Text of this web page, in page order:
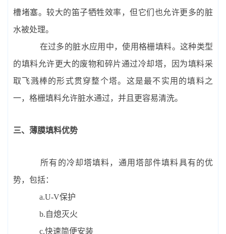
槽堵塞。较大的笛子牺牲效率，但它们也允许更多的脏
水被处理。
在过多的脏水应用中，使用格栅填料。这种类型
的填料允许更大的废物和碎片通过冷却塔，因为填料采
取飞溅棒的形式贯穿整个塔。这是最不实用的填料之
一，格栅填料允许脏水通过，并且更容易清洗。
三、薄膜填料优势
所有的冷却塔填料，通用塔部件填料具有的优
势，包括：
a.U-V保护
b.自熄灭火
c.快速简便安装